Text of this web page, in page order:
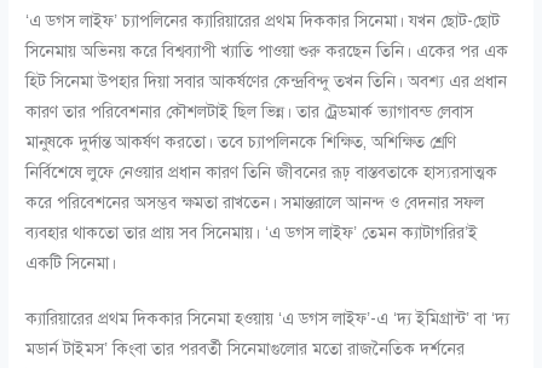
‘এ ডগস লাইফ’ চ্যাপলিনের ক্যারিয়ারের প্রথম দিককার সিনেমা। যখন ছোট-ছোট
সিনেমায় অভিনয় করে বিশ্বব্যাপী খ্যাতি পাওয়া শুরু করছেন তিনি। একের পর এক
হিট সিনেমা উপহার দিয়া সবার আকর্ষণের কেন্দ্রবিন্দু তখন তিনি। অবশ্য এর প্রধান
কারণ তার পরিবেশনার কৌশলটাই ছিল ভিন্ন। তার ট্রেডমার্ক ভ্যাগাবন্ড লেবাস
মানুষকে দুর্দান্ত আকর্ষণ করতো। তবে চ্যাপলিনকে শিক্ষিত, অশিক্ষিত শ্রেণি
নির্বিশেষে লুফে নেওয়ার প্রধান কারণ তিনি জীবনের রূঢ় বাস্তবতাকে হাস্যরসাত্মক
করে পরিবেশনের অসম্ভব ক্ষমতা রাখতেন। সমান্তরালে আনন্দ ও বেদনার সফল
ব্যবহার থাকতো তার প্রায় সব সিনেমায়। ‘এ ডগস লাইফ’ তেমন ক্যাটাগরির’ই
একটি সিনেমা।
ক্যারিয়ারের প্রথম দিককার সিনেমা হওয়ায় ‘এ ডগস লাইফ’-এ ‘দ্য ইমিগ্রান্ট’ বা ‘দ্য
মডার্ন টাইমস’ কিংবা তার পরবর্তী সিনেমাগুলোর মতো রাজনৈতিক দর্শনের